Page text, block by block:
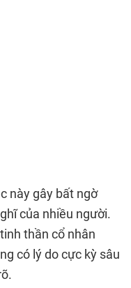
này gây bất ngờ
của nhiều người.
thần cổ nhân
có lý do cực kỳ sâu